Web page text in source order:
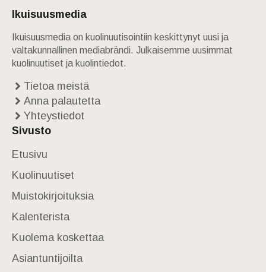
Ikuisuusmedia
Ikuisuusmedia on kuolinuutisointiin keskittynyt uusi ja
valtakunnallinen mediabrändi. Julkaisemme uusimmat
kuolinuutiset ja kuolintiedot.
Tietoa meistä
Anna palautetta
Yhteystiedot
Sivusto
Etusivu
Kuolinuutiset
Muistokirjoituksia
Kalenterista
Kuolema koskettaa
Asiantuntijoilta